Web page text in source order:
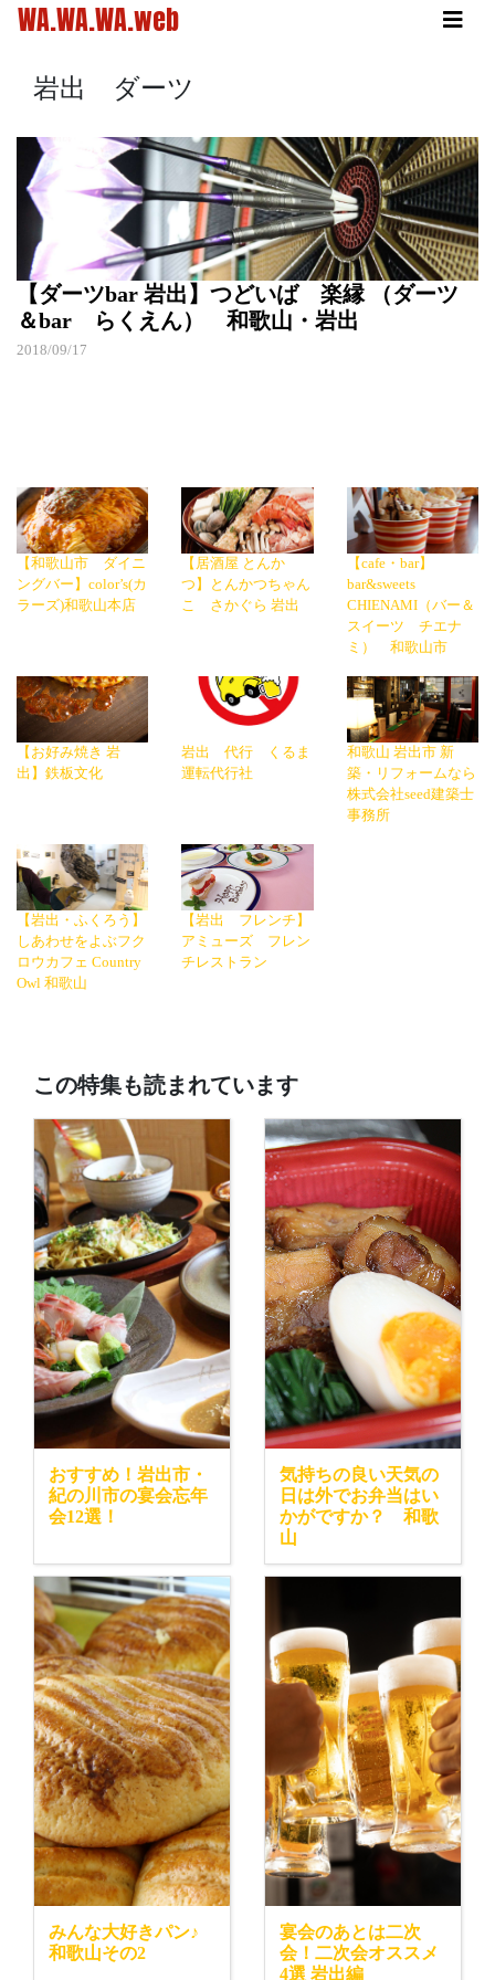
WA.WA.WA.web
岩出 ダーツ
【ダーツbar 岩出】つどいば 楽縁 （ダーツ
＆bar らくえん） 和歌山・岩出
2018/09/17
【和歌山市 ダイニ
ングバー】color’s(カ
ラーズ)和歌山本店
【居酒屋 とんか
つ】とんかつちゃん
こ さかぐら 岩出
【cafe・bar】
bar&sweets
CHIENAMI（バー＆
スイーツ チエナ
ミ） 和歌山市
【お好み焼き 岩
出】鉄板文化
岩出 代行 くるま
運転代行社
和歌山 岩出市 新
築・リフォームなら
株式会社seed建築士
事務所
【岩出・ふくろう】
しあわせをよぶフク
ロウカフェ Country
Owl 和歌山
【岩出 フレンチ】
アミューズ フレン
チレストラン
この特集も読まれています
おすすめ！岩出市・
紀の川市の宴会忘年
会12選！
気持ちの良い天気の
日は外でお弁当はい
かがですか？ 和歌
山
みんな大好きパン♪
和歌山その2
宴会のあとは二次
会！二次会オススメ
4選 岩出編